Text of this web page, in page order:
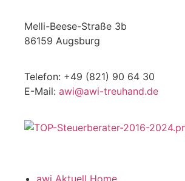
Melli-Beese-Straße 3b
86159 Augsburg
Telefon: +49 (821) 90 64 30
E-Mail: awi@awi-treuhand.de
awi Aktuell Home